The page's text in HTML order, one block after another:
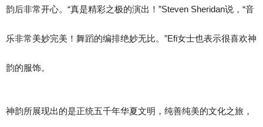
韵后非常开心。“真是精彩之极的演出！”Steven Sheridan说，“音
乐非常美妙完美！舞蹈的编排绝妙无比。”Efi女士也表示很喜欢神
韵的服饰。
神韵所展现出的是正统五千年华夏文明，纯善纯美的文化之旅，